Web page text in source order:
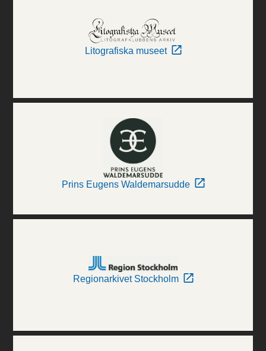
Litografiska museet
Prins Eugens Waldemarsudde
Regionarkivet Stockholm